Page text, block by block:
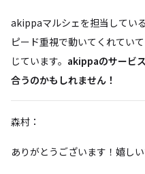
akippaマルシェを担当してい
ピード重視で動いてくれてい
じています。 akippaのサービ
合うのかもしれません！
森村：
ありがとうございます！嬉しい